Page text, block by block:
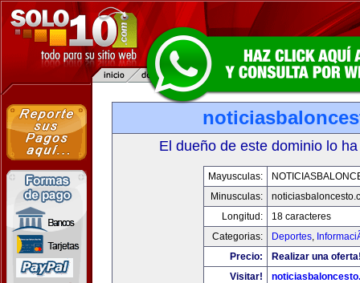
El dueño de este dominio lo
Mayusculas:
Minusculas:
Longitud:
18 caracteres
Categorias:
Deportes,
Precio:
Realizar una
Visitar!